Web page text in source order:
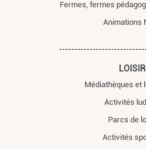
Fermes, fermes
Animations
Médiathèques et
Activités
Parcs de
Activités